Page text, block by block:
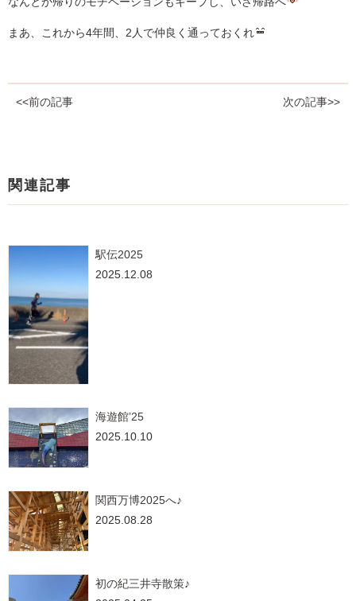
まあ、これから4年間、2人で仲良く通っておくれ
<<前の記事 次の記事>>
関連記事
駅伝2025
2025.12.08
海遊館’25
2025.10.10
関西万博2025へ♪
2025.08.28
初の紀三井寺散策♪